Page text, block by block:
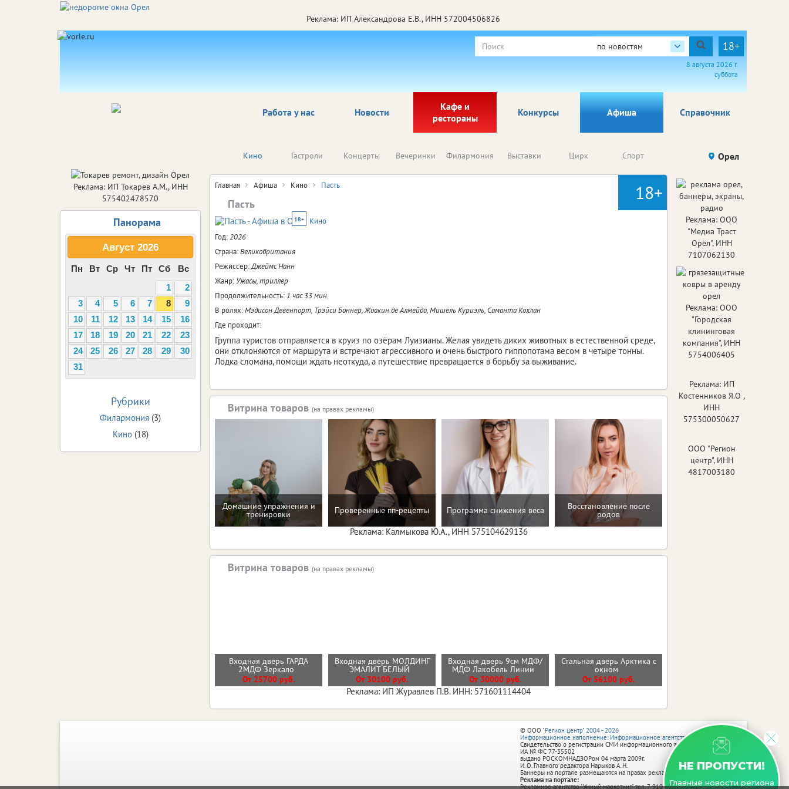
Реклама: ИП Александрова Е.В., ИНН 572004506826
по новостям 18+
8 августа 2026 г.
суббота
Работа у нас Новости
Кафе и
рестораны
Афиша Справочник
Конкурсы
Кино Гастроли Концерты Вечеринки Филармония Выставки Цирк Спорт конкурсов
Орел
18+
Главная Афиша Кино Пасть
Пасть
18+
Кино
Год:2026
Страна:Великобритания
Режиссер:Джеймс Нанн
Жанр: Ужасы, триллер
Продолжительность: 1 час 33 мин.
В ролях:Мэдисон Девенпорт, Трэйси Боннер, Жоакин де Алмейда, Мишель Куриэль, Саманта Кохлан
Где проходит:
Группа туристов отправляется в круиз по озёрам Луизианы. Желая увидеть диких животных в естественной среде,
они отклоняются от маршрута и встречают агрессивного и очень быстрого гиппопотама весом в четыре тонны.
Лодка сломана, помощи ждать неоткуда, а путешествие превращается в борьбу за выживание.
Витрина товаров (на правах рекламы)
Домашние упражнения и
тренировки Проверенные пп-рецепты Программа снижения веса Восстановление после
родов
Реклама: Калмыкова Ю.А., ИНН 575104629136
Витрина товаров (на правах рекламы)
Входная дверь ГАРДА
2МДФ Зеркало
От 25700 руб.
Входная дверь МОЛДИНГ
ЭМАЛИТ БЕЛЫЙ
От 30100 руб.
Входная дверь 9см МДФ/
МДФ Лакобель Линии
От 30000 руб.
Стальная дверь Арктика с
окном
От 56100 руб.
Реклама: ИП Журавлев П.В. ИНН: 571601114404
Реклама: ИП Токарев А.М., ИНН
575402478570
Панорама
Август 2026
Пн Вт Ср Чт Пт Сб
Вс
1
2
3
4 5 6 7 8
9
10
11 12 13 14 15
16
17
18 19 20 21 22
23
24
25 26 27 28 29
30
31
Рубрики
Филармония (3)
Кино(18)
Реклама: ООО
"Медиа Траст
Орёл", ИНН
7107062130
Реклама: ООО
"Городская
клининговая
компания", ИНН
5754006405
Реклама: ИП
Костенников Я.О ,
ИНН
575300050627
ООО "Регион
центр", ИНН
4817003180
НЕ ПРОПУСТИ!
Главные новости региона
© ООО "Регион центр" 2004 - 2026
Информационное наполнение: Информационное агентство vRossii.ru
Свидетельство о регистрации СМИ информационного агентства vRossii.ru
ИА № ФС 77‑35502
выдано РОСКОМНАДЗОРом 04 марта 2009г.
И. О. Главного редактора Нарыков А. Н.
Баннеры на портале размещаются на правах рекламы.
Реклама на портале:
Рекламное агентство "Умный маркетинг" тел. 7-910-267-70-40,